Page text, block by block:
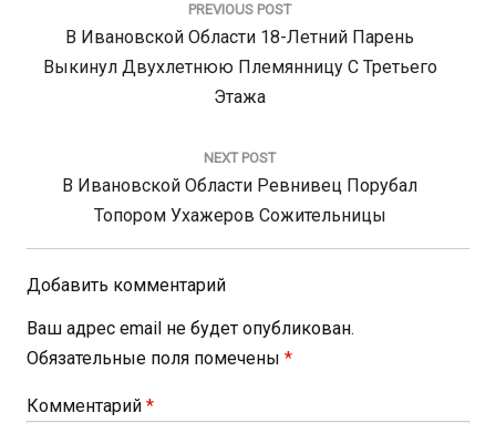
PREVIOUS POST
Previous
Post:
В Ивановской Области 18-Летний Парень
Выкинул Двухлетнюю Племянницу С Третьего
Этажа
NEXT POST
Next
Post:
В Ивановской Области Ревнивец Порубал
Топором Ухажеров Сожительницы
Добавить комментарий
Ваш адрес email не будет опубликован.
Обязательные поля помечены *
Комментарий *